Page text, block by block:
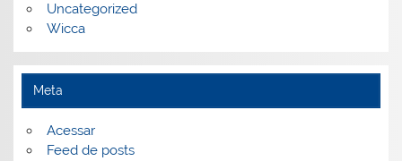
Uncategorized
Wicca
Meta
Acessar
Feed de posts